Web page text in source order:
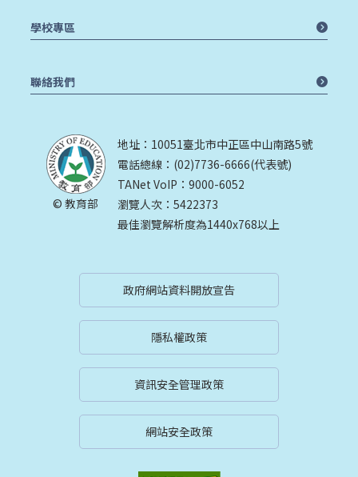
© 教育部
地址：10051臺北市中正區中山南路5號
電話總線：(02)7736-6666(代表號)
TANet VoIP：9000-6052
瀏覽人次：5422373
最佳瀏覽解析度為1440x768以上
學校專區
聯絡我們
政府網站資料開放宣告
隱私權政策
資訊安全管理政策
網站安全政策